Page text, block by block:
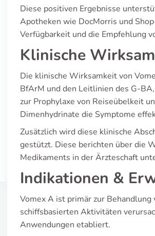
Diese positiven Ergebnisse
Apotheken wie DocMorris und
Verfügbarkeit und die Empfehlung
Klinische
Die klinische Wirksamkeit von
BfArM und den Leitlinien des G-
zur Prophylaxe von Reiseübelkeit
Dimenhydrinate die Symptome
Zusätzlich wird diese klinische
gestützt. Diese berichten über die
Medikaments in der Ärzteschaft
Indikationen &
Vomex A ist primär zur
schiffsbasierten Aktivitäten
Anwendungen etabliert.